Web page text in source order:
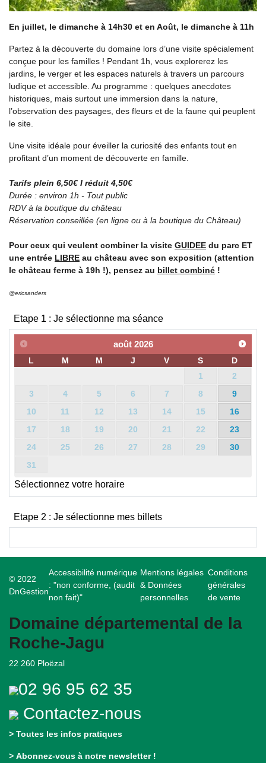
En juillet, le dimanche à 14h30 et en Août, le dimanche à 11h
Partez à la découverte du domaine lors d’une visite spécialement
conçue pour les familles ! Pendant 1h, vous explorerez les
jardins, le verger et les espaces naturels à travers un parcours
ludique et accessible. Au programme : quelques anecdotes
historiques, mais surtout une immersion dans la nature,
l’observation des paysages, des fleurs et de la faune qui peuplent
le site.
Une visite idéale pour éveiller la curiosité des enfants tout en
profitant d’un moment de découverte en famille.
Tarifs plein 6,50€ I réduit 4,50€
Durée : environ 1h - Tout public
RDV à la boutique du château
Réservation conseillée (en ligne ou à la boutique du Château)
Pour ceux qui veulent combiner la visite GUIDEE du parc ET
une entrée LIBRE au château avec son exposition (attention
le château ferme à 19h !), pensez au billet combiné !
@ericsanders
Etape 1 : Je sélectionne ma séance
août 2026
L M M J V S
D
1
2
3
4 5 6 7 8
9
10
11 12 13 14 15
16
17
18 19 20 21 22
23
24
25 26 27 28 29
30
31
Sélectionnez votre horaire
Etape 2 : Je sélectionne mes billets
© 2022
DnGestion
Accessibilité numérique
: "non conforme, (audit
non fait)"
Mentions légales
& Données
personnelles
Conditions
générales
de vente
Domaine départemental de la
Roche-Jagu
22 260 Ploëzal
02 96 95 62 35
Contactez-nous
> Toutes les infos pratiques
> Abonnez-vous à notre newsletter !